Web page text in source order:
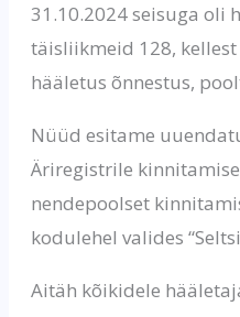
31.10.2024 seisuga oli
täisliikmeid 128, kellest
hääletus õnnestus,
Nüüd esitame
Äriregistrile
nendepoolset
kodulehel valides
Aitäh kõikidele